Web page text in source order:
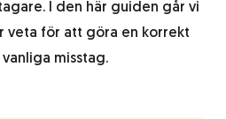
I den här guiden går vi
veta för att göra en korrekt
misstag.